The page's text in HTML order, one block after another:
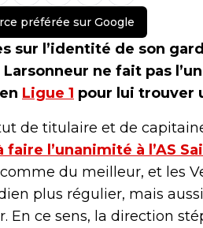
préférée sur Google
sur l’identité de son
ne fait pas
Ligue 1 pour lui trouver
de titulaire et de
l’unanimité à l’AS
du meilleur, et les
plus régulier, mais
En ce sens, la direction